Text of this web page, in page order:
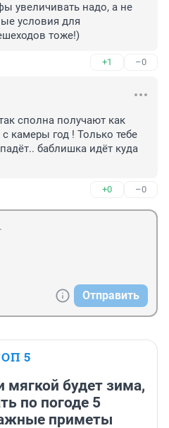
увеличивать надо, а не
условия для
тоже!)
+1 –0
сполна получают как
камеры год ! Только тебе
баблишка идёт куда
+0 –0
Отправить
5
мягкой будет зима,
по погоде 5
приметы